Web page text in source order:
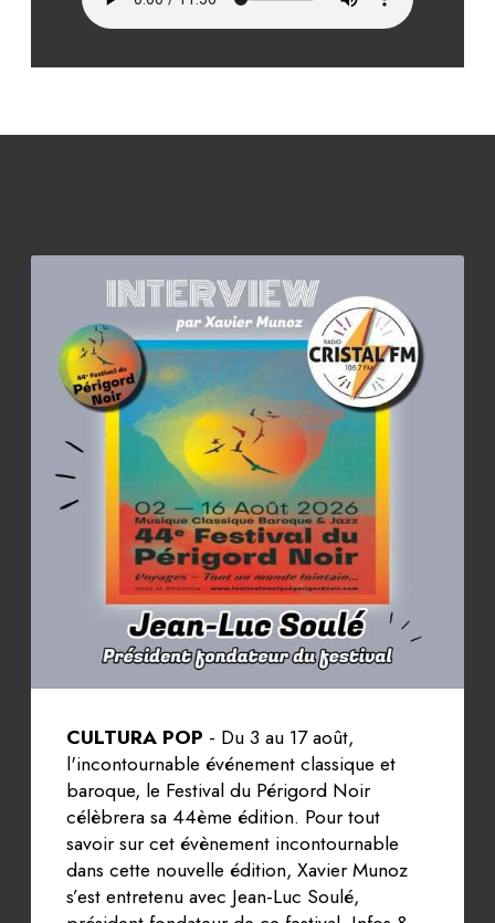
CULTURA POP - Du 3 au 17 août,
l'incontournable événement classique et
baroque, le Festival du Périgord Noir
célèbrera sa 44ème édition. Pour tout
savoir sur cet évènement incontournable
dans cette nouvelle édition, Xavier Munoz
s’est entretenu avec Jean-Luc Soulé,